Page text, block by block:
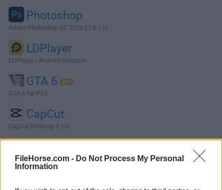
FileHorse.com - Do Not Process My Personal
Information
Photoshop
Adobe Photoshop CC 2026 27.9.1 (6...
LDPlayer
LDPlayer - Android Emulator
GTA 6
GTA 6 for PS5
CapCut
CapCut Desktop 9.1.0
Software más Populares »
Acerca de Microsoft Office 2007